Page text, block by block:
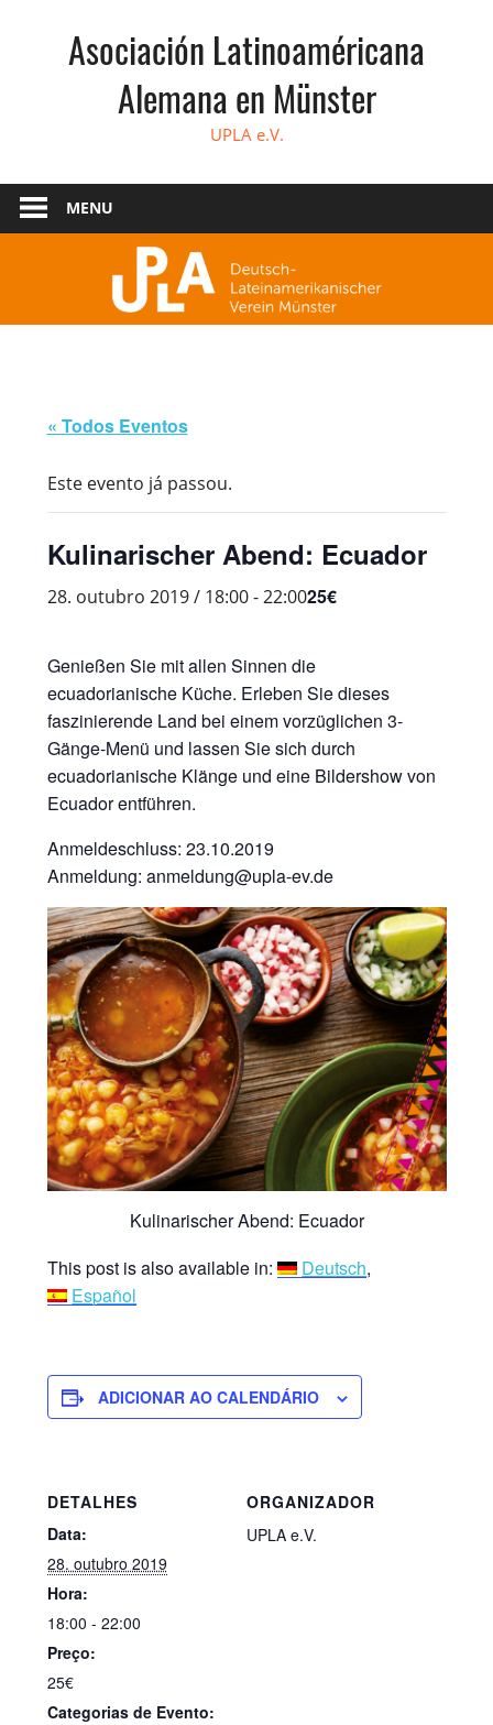
Asociación Latinoaméricana
Alemana en Münster
UPLA e.V.
MENU
« Todos Eventos
Este evento já passou.
Kulinarischer Abend: Ecuador
28. outubro 2019 / 18:00-22:0025€
Genießen Sie mit allen Sinnen die
ecuadorianische Küche. Erleben Sie dieses
faszinierende Land bei einem vorzüglichen 3-
Gänge-Menü und lassen Sie sich durch
ecuadorianische Klänge und eine Bildershow von
Ecuador entführen.
Anmeldeschluss: 23.10.2019
Anmeldung: anmeldung@upla-ev.de
Kulinarischer Abend: Ecuador
This post is also available in:
Deutsch
Español
ADICIONAR AO CALENDÁRIO
DETALHES
Data:
28. outubro 2019
Hora:
18:00 - 22:00
Preço:
25€
Categorias de Evento:
ORGANIZADOR
UPLA e.V.